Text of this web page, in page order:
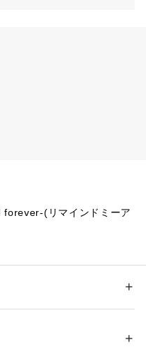
(リマインドミーア